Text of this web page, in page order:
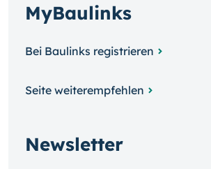
MyBaulinks
Bei Baulinks registrieren
Seite weiterempfehlen
Newsletter